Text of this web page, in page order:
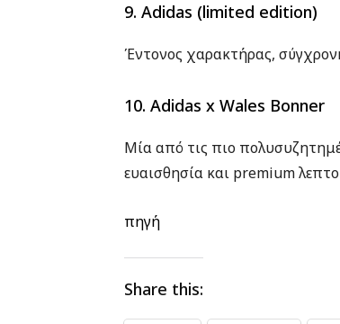
9. Adidas (limited edition)
Έντονος χαρακτήρας,
10. Adidas x Wales Bonner
Μία από τις πιο
ευαισθησία και premium
πηγή
Share this: